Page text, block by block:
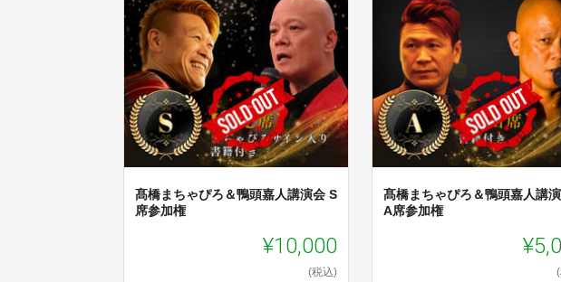
髙橋まちゃぴろ＆鴨頭嘉人講演会 S
席参加権
¥10,000
(税込)
髙橋まちゃぴろ＆鴨頭嘉人講
A席参加権